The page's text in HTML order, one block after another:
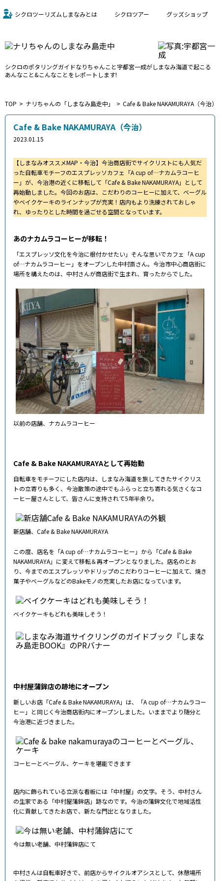
シクロツーリズムしまなみとは シクロツアー グッズショップ
シクロのポタリングガイドなりちゃんこと宇都宮一成がしまなみ海道で起こる
あんなこと&こんなことをレポートします!
TOP ナリちゃんの「しまなみ島走中」 Cafe & Bake NAKAMURAYA（今治）
Cafe & Bake NAKAMURAYA（今治）
2023.01.15
【しまなみオススメMAP・今治】今治商店街でサイクリストにも人気だ
った自転車モチーフのエスプレッソカフェ「A cup of…ナカムラコーヒ
ー」が、今治港の近くに移転して「Cafe & Bake NAKAMURAYA」として
再始動しました。今回のお店は、こだわりのコーヒーに加えて、ベーグル
やベイクケーキのラインナップが充実！店内もより洗練されておしゃ
れ、ゆったりとした時間を過ごせる空間となっています。
あのナカムラコーヒーが移転！
「エスプレッソ文化を今治に根付かせたい」そんな思いでカフェ「A cup
of…ナカムラコーヒー」をオープンした中村斎さん。今治市中心商店街に
場所を構えたのは、中村さんが商店街で生まれ、育ったからでした。
以前の店舗、ナカムラコーヒー
Cafe & Bake NAKAMURAYAとして再始動
自転車をモチーフにした店内は、しまなみ海道を旅してきたサイクリス
トの立寄りも多く、今治散策の途中でもふらっと立ち寄れる気さくなコ
ーヒー屋さんとして、皆さんに支持されて5年半余り。
新店舗、Cafe & Bake NAKAMURAYA
この度、店名を「A cup of…ナカムラコーヒー」から「Cafe & Bake
NAKAMURAYA」に変えて移転＆再オープンとなりました。店名のとお
り、今までのエスプレッソやドリップのこだわりコーヒーに加えて、焼き
菓子やベーグルなどのBakeモノの充実したお店になっています。
ベイクケーキもどれも美味しそう！
中村屋蒲鉾店の跡地にオープン
新しいお店「Cafe & Bake NAKAMURAYA」は、「A cup of…ナカムラコー
ヒー」と同じく今治商店街内にオープンしました。いままでより随分と
今治港に近づきました。
コーヒーとベーグル、ケーキを堪能できます
店内に飾られている立派な看板には「中村屋」の文字。そう、中村さん
の生家である「中村屋蒲鉾店」跡なのです。今治の蒲鉾文化で地域活性
化に貢献してきたお店で、新たな門出となりました。
今は無い老舗、中村蒲鉾店にて
中村さんは自転車好きで、前店からサイクルオアシスとして、休憩場所